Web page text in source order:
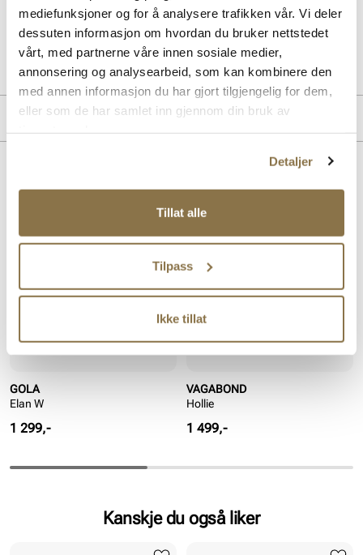
mediefunksjoner og for å analysere trafikken vår. Vi deler
dessuten informasjon om hvordan du bruker nettstedet
vårt, med partnerne våre innen sosiale medier,
annonsering og analysearbeid, som kan kombinere den
med annen informasjon du har gjort tilgjengelig for dem,
eller som de har samlet inn gjennom din bruk av
Detaljer
Tillat alle
Tilpass
Ikke tillat
både hverdagsbruk og avslappede anledninger.
Art. nr.
35463413
CLB538
PRODUKTDETALJER
Såle:Gummi
GOLA
Elan W
Pris
1 299,-
VAGABOND
Hollie
Pris
1 499,-
Kanskje du også liker